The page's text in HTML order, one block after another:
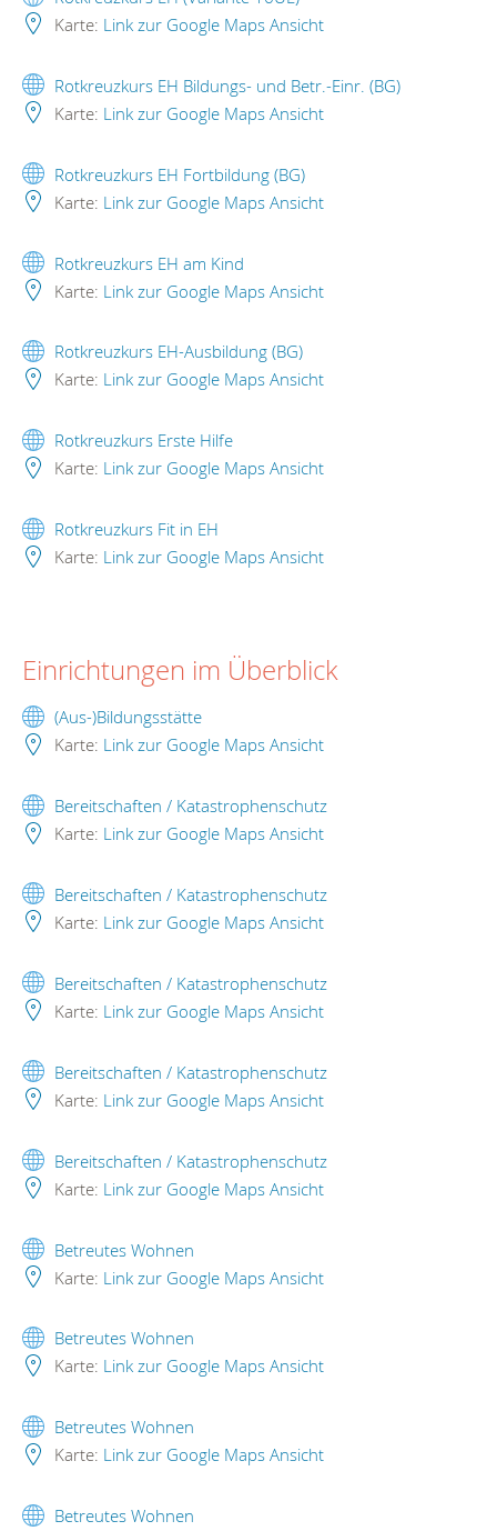
Karte: Link zur Google Maps Ansicht
Rotkreuzkurs EH Bildungs- und Betr.-Einr. (BG)
Karte: Link zur Google Maps Ansicht
Rotkreuzkurs EH Fortbildung (BG)
Karte: Link zur Google Maps Ansicht
Rotkreuzkurs EH am Kind
Karte: Link zur Google Maps Ansicht
Rotkreuzkurs EH-Ausbildung (BG)
Karte: Link zur Google Maps Ansicht
Rotkreuzkurs Erste Hilfe
Karte: Link zur Google Maps Ansicht
Rotkreuzkurs Fit in EH
Karte: Link zur Google Maps Ansicht
Einrichtungen im Überblick
(Aus-)Bildungsstätte
Karte: Link zur Google Maps Ansicht
Bereitschaften / Katastrophenschutz
Karte: Link zur Google Maps Ansicht
Bereitschaften / Katastrophenschutz
Karte: Link zur Google Maps Ansicht
Bereitschaften / Katastrophenschutz
Karte: Link zur Google Maps Ansicht
Bereitschaften / Katastrophenschutz
Karte: Link zur Google Maps Ansicht
Bereitschaften / Katastrophenschutz
Karte: Link zur Google Maps Ansicht
Betreutes Wohnen
Karte: Link zur Google Maps Ansicht
Betreutes Wohnen
Karte: Link zur Google Maps Ansicht
Betreutes Wohnen
Karte: Link zur Google Maps Ansicht
Betreutes Wohnen